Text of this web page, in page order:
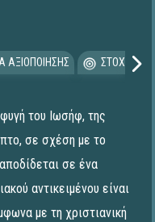
ΑΞΙΟΠΟΙΗΣΗΣ
του Ιωσήφ, της
σε σχέση με το
σε ένα
αντικειμένου είναι
με τη χριστιανική